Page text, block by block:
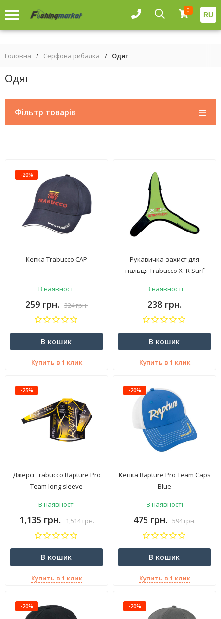
0
RU
Головна / Серфова рибалка / Одяг
Одяг
Фільтр товарів
-20%
Кепка Trabucco CAP
В наявності
259 грн. 324 грн.
В кошик
Купить в 1 клик
Рукавичка-захист для
пальця Trabucco XTR Surf
В наявності
238 грн.
В кошик
Купить в 1 клик
-25%
Джерсі Trabucco Rapture Pro
Team long sleeve
В наявності
1,135 грн. 1,514 грн.
В кошик
Купить в 1 клик
-20%
Кепка Rapture Pro Team Caps
Blue
В наявності
475 грн. 594 грн.
В кошик
Купить в 1 клик
-20% -20%